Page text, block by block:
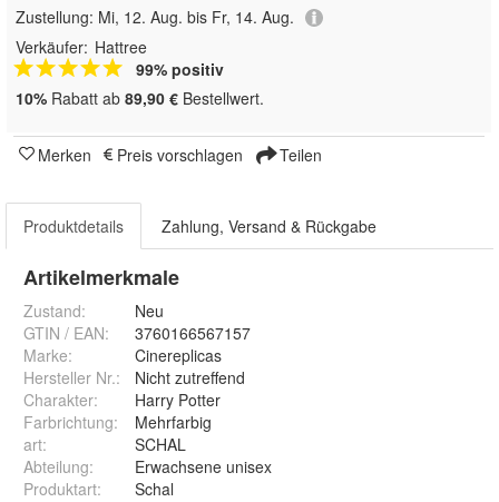
Zustellung: Mi, 12. Aug. bis Fr, 14. Aug.
Verkäufer: Hattree
99% positiv
10% Rabatt ab 89,90 € Bestellwert.
Merken Preis vorschlagen Teilen
Produktdetails Zahlung, Versand & Rückgabe
Artikelmerkmale
Zustand:
Neu
GTIN / EAN:
3760166567157
Marke:
Cinereplicas
Hersteller Nr.:
Nicht zutreffend
Charakter:
Harry Potter
Farbrichtung:
Mehrfarbig
art:
SCHAL
Abteilung:
Erwachsene unisex
Produktart: Schal